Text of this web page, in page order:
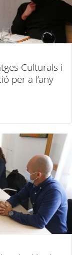
Culturals i
per a l’any